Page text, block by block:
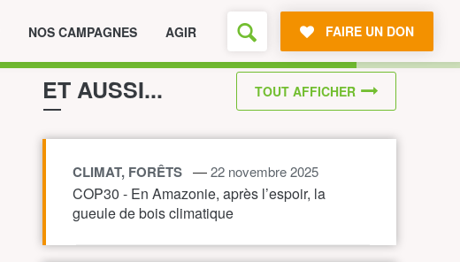
NOS CAMPAGNES AGIR FAIRE UN DON
ET AUSSI...
CLIMAT, FORÊTS —22 novembre 2025
COP30 - En Amazonie, après l’espoir, la
gueule de bois climatique
TOUT AFFICHER